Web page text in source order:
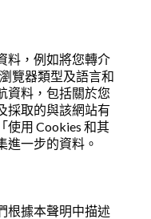
料，例如將您轉介
覽器類型及語言和
資料，包括關於您
採取的與該網站有
使用 Cookies 和其
進一步的資料。
根據本聲明中描述